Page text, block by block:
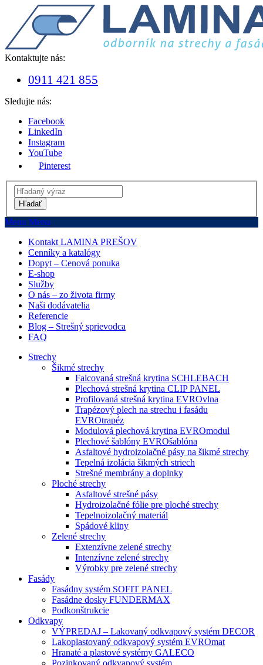
Kontaktujte nás:
0911 421 855
Sledujte nás:
Facebook
LinkedIn
Instagram
YouTube
Pinterest
Hľadať
Menu Menu
Kontakt LAMINA PREŠOV
Cenníky a katalógy
Dopyt – Cenová ponuka
E-shop
Služby
O nás – zo života firmy
Naši dodávatelia
Referencie
Blog – Strešný sprievodca
FAQ
Strechy
Šikmé strechy
Falcovaná strešná krytina SCHLEBACH
Plechová strešná krytina CLIP PANEL
Profilovaná strešná krytina EVROvlna
Trapézový plech na strechu i fasádu
EVROtrapéz
Modulová plechová krytina EVROmodul
Plechové šablóny EVROšablóna
Asfaltové hydroizolačné pásy na šikmé strechy
Tepelná izolácia šikmých striech
Strešné membrány a doplnky
Ploché strechy
Asfaltové strešné pásy
Hydroizolačné fólie pre ploché strechy
Tepelnoizolačný materiál
Spádové kliny
Zelené strechy
Extenzívne zelené strechy
Intenzívne zelené strechy
Výrobky pre zelené strechy
Fasády
Fasádny systém SOFIT PANEL
Fasádne dosky FUNDERMAX
Podkonštrukcie
Odkvapy
VÝPREDAJ – Lakovaný odkvapový systém DECOR
Lakoplastovaný odkvapový systém EVROmat
Hranaté a plastové systémy GALECO
Pozinkovaný odkvapový systém